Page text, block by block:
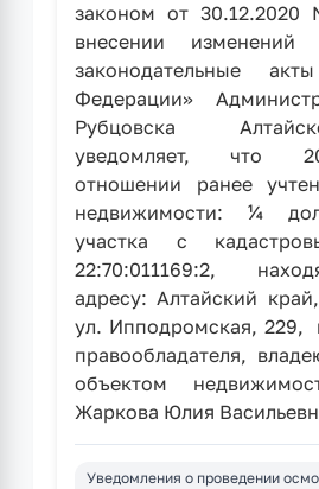
законом от
внесении изменений
законодательные
Федерации»
Рубцовска
уведомляет, что
отношении ранее
недвижимости: ¼
участка с
22:70:011169:2,
адресу: Алтайский
ул. Ипподромская, 229,
правообладателя,
объектом
Жаркова Юлия
Уведомления о проведении